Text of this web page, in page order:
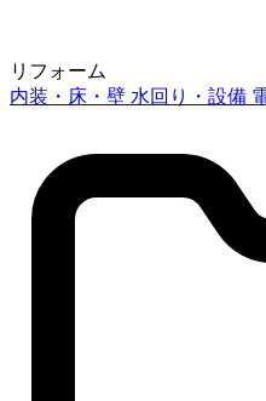
リフォーム
内装・床・壁 水回り・設備